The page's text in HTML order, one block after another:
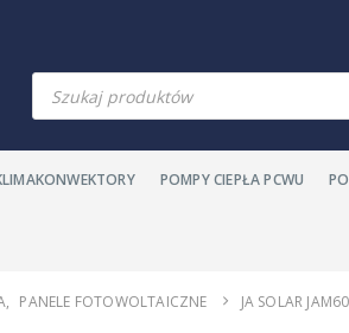
Wyszukiwarka
produktów
POMPY CIEPŁA PCWU
, PANELE FOTOWOLTAICZNE JA SOLAR